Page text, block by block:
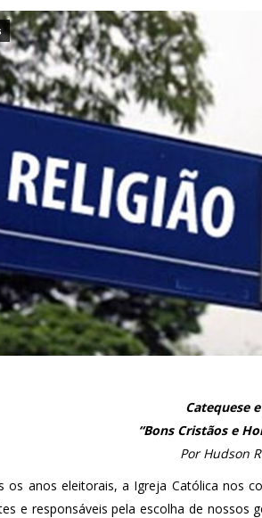
Catequese
“Bons Cristãos e
Por Hudson
os anos eleitorais, a Igreja Católica nos
e responsáveis pela escolha de nossos